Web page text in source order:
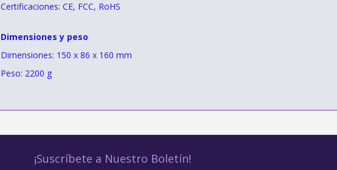
Certificaciones: CE, FCC, RoHS
Dimensiones y peso
Dimensiones: 150 x 86 x 160 mm
Peso: 2200 g
¡Suscríbete a Nuestro Boletín!